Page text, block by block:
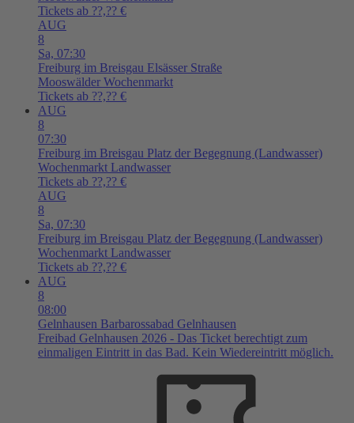
Tickets ab ??,?? €
AUG
8
Sa, 07:30
Freiburg im Breisgau Elsässer Straße
Mooswälder Wochenmarkt
Tickets ab ??,?? €
AUG
8
07:30
Freiburg im Breisgau Platz der Begegnung (Landwasser)
Wochenmarkt Landwasser
Tickets ab ??,?? €
AUG
8
Sa, 07:30
Freiburg im Breisgau Platz der Begegnung (Landwasser)
Wochenmarkt Landwasser
Tickets ab ??,?? €
AUG
8
08:00
Gelnhausen Barbarossabad Gelnhausen
Freibad Gelnhausen 2026 - Das Ticket berechtigt zum
einmaligen Eintritt in das Bad. Kein Wiedereintritt möglich.